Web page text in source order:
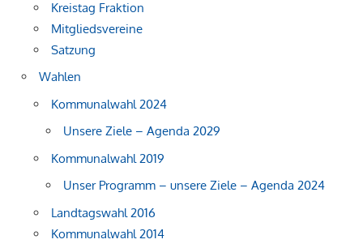
Kreistag Fraktion
Mitgliedsvereine
Satzung
Wahlen
Kommunalwahl 2024
Unsere Ziele – Agenda 2029
Kommunalwahl 2019
Unser Programm – unsere Ziele – Agenda 2024
Landtagswahl 2016
Kommunalwahl 2014